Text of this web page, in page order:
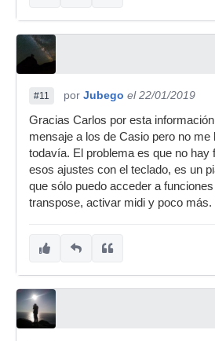
#11 por Jubego el 22/01/2019
Gracias Carlos por esta
mensaje a los de Casio pero no me
todavía. El problema es que no hay
esos ajustes con el teclado, es un
que sólo puedo acceder a
transpose, activar midi y poco